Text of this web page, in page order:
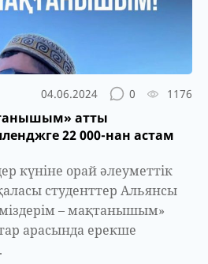
04.06.2024 0 1176
атты
22 000-нан астам
күніне орай әлеуметтік
студенттер Альянсы
– мақтанышым»
арасында ерекше